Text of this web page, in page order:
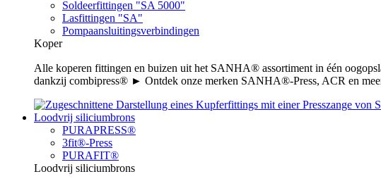
Soldeerfittingen "SA 5000"
Lasfittingen "SA"
Pompaansluitingsverbindingen
Koper
Alle koperen fittingen en buizen uit het SANHA® assortiment in één
dankzij combipress® ► Ontdek onze merken SANHA®-Press, ACR en
Loodvrij siliciumbrons
PURAPRESS®
3fit®-Press
PURAFIT®
Loodvrij siliciumbrons